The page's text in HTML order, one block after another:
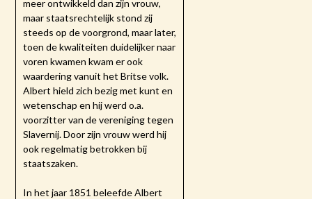
meer ontwikkeld dan zijn vrouw,
maar staatsrechtelijk stond zij
steeds op de voorgrond, maar later,
toen de kwaliteiten duidelijker naar
voren kwamen kwam er ook
waardering vanuit het Britse volk.
Albert hield zich bezig met kunt en
wetenschap en hij werd o.a.
voorzitter van de vereniging tegen
Slavernij. Door zijn vrouw werd hij
ook regelmatig betrokken bij
staatszaken.
In het jaar 1851 beleefde Albert